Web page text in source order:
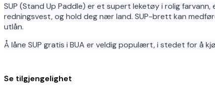
SUP (Stand Up Paddle) er et supert leketøy i rolig
redningsvest, og hold deg nær land. SUP-brett kan
utlån.
Å låne SUP gratis i BUA er veldig populært, i stedet for å
Se tilgjengelighet